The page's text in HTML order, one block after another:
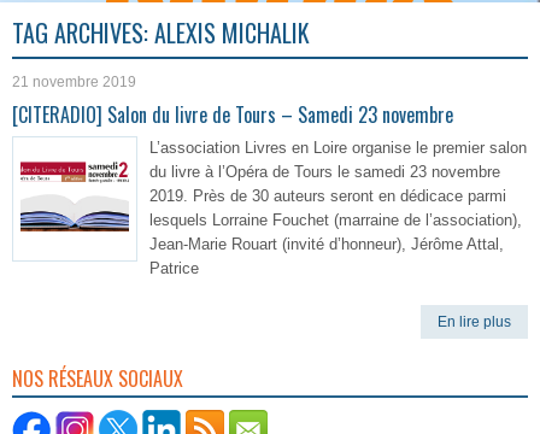
TAG ARCHIVES:ALEXIS MICHALIK
21 novembre 2019
[CITERADIO] Salon du livre de Tours – Samedi 23 novembre
L’association Livres en Loire organise le premier salon
du livre à l’Opéra de Tours le samedi 23 novembre
2019. Près de 30 auteurs seront en dédicace parmi
lesquels Lorraine Fouchet (marraine de l’association),
Jean-Marie Rouart (invité d’honneur), Jérôme Attal,
Patrice
En lire plus
NOS RÉSEAUX SOCIAUX